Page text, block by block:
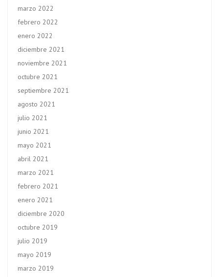
marzo 2022
febrero 2022
enero 2022
diciembre 2021
noviembre 2021
octubre 2021
septiembre 2021
agosto 2021
julio 2021
junio 2021
mayo 2021
abril 2021
marzo 2021
febrero 2021
enero 2021
diciembre 2020
octubre 2019
julio 2019
mayo 2019
marzo 2019